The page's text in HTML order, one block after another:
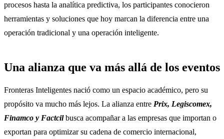
procesos hasta la analítica predictiva, los participantes conocieron
herramientas y soluciones que hoy marcan la diferencia entre una
operación tradicional y una operación inteligente.
Una alianza que va más allá de los eventos
Fronteras Inteligentes nació como un espacio académico, pero su
propósito va mucho más lejos. La alianza entre Prix, Legiscomex,
Finamco y Factcilbusca acompañar a las empresas que importan o
exportan para optimizar su cadena de comercio internacional,